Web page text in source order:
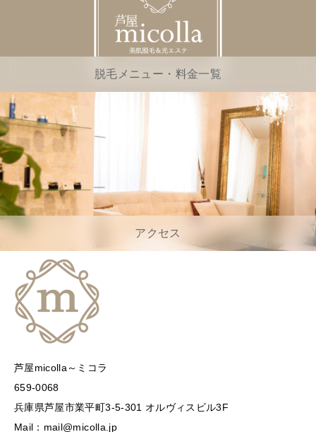
脱毛メニュー・料金一覧
アクセス
芦屋micolla～ミコラ
659-0068
兵庫県芦屋市業平町3-5-301 オルヴィスビル3F
Mail：mail@micolla.jp